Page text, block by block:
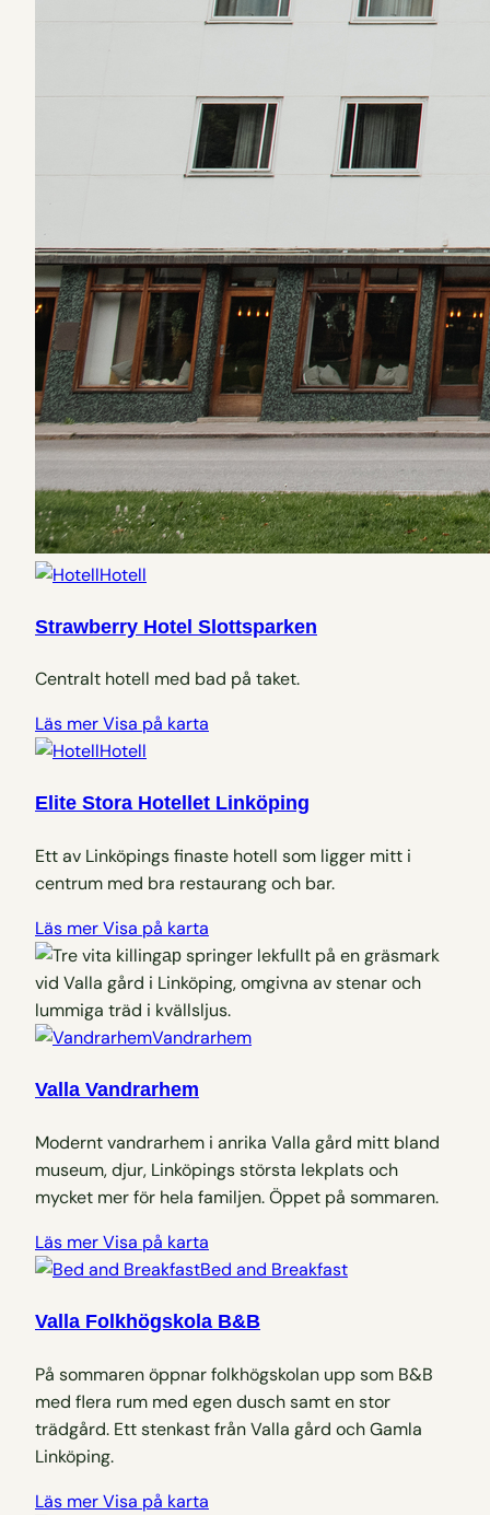
Hotell
Strawberry Hotel Slottsparken
Centralt hotell med bad på taket.
Läs merVisa på karta
Hotell
Elite Stora Hotellet Linköping
Ett av Linköpings finaste hotell som ligger mitt i
centrum med bra restaurang och bar.
Läs merVisa på karta
Vandrarhem
Valla Vandrarhem
Modernt vandrarhem i anrika Valla gård mitt bland
museum, djur, Linköpings största lekplats och
mycket mer för hela familjen. Öppet på sommaren.
Läs merVisa på karta
Bed and Breakfast
Valla Folkhögskola B&B
På sommaren öppnar folkhögskolan upp som B&B
med flera rum med egen dusch samt en stor
trädgård. Ett stenkast från Valla gård och Gamla
Linköping.
Läs merVisa på karta